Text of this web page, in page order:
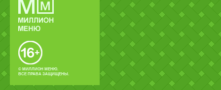
© МИЛЛИОН МЕНЮ.
ВСЕ ПРАВА ЗАЩИЩЕНЫ.